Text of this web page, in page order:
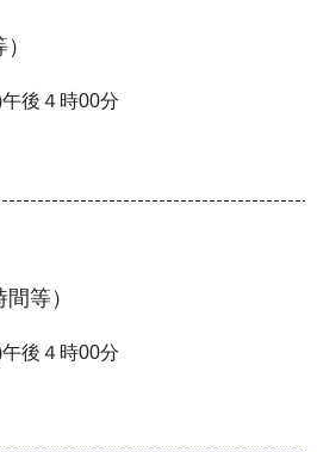
後４時00分
等）
後４時00分